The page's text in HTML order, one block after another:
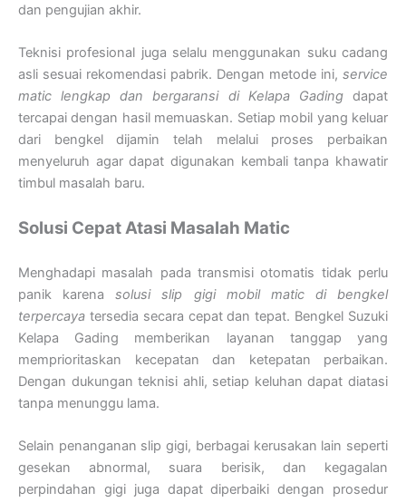
dan pengujian akhir.
Teknisi profesional juga selalu menggunakan suku cadang
asli sesuai rekomendasi pabrik. Dengan metode ini, service
matic lengkap dan bergaransi di Kelapa Gadingdapat
tercapai dengan hasil memuaskan. Setiap mobil yang keluar
dari bengkel dijamin telah melalui proses perbaikan
menyeluruh agar dapat digunakan kembali tanpa khawatir
timbul masalah baru.
Solusi Cepat Atasi Masalah Matic
Menghadapi masalah pada transmisi otomatis tidak perlu
panik karenasolusi slip gigi mobil matic di bengkel
terpercaya tersedia secara cepat dan tepat. Bengkel Suzuki
Kelapa Gading memberikan layanan tanggap yang
memprioritaskan kecepatan dan ketepatan perbaikan.
Dengan dukungan teknisi ahli, setiap keluhan dapat diatasi
tanpa menunggu lama.
Selain penanganan slip gigi, berbagai kerusakan lain seperti
gesekan abnormal, suara berisik, dan kegagalan
perpindahan gigi juga dapat diperbaiki dengan prosedur